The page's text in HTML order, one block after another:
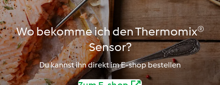
Wo bekomme ich den Thermomix®
Sensor?
Du kannst ihn direkt im E-shop bestellen